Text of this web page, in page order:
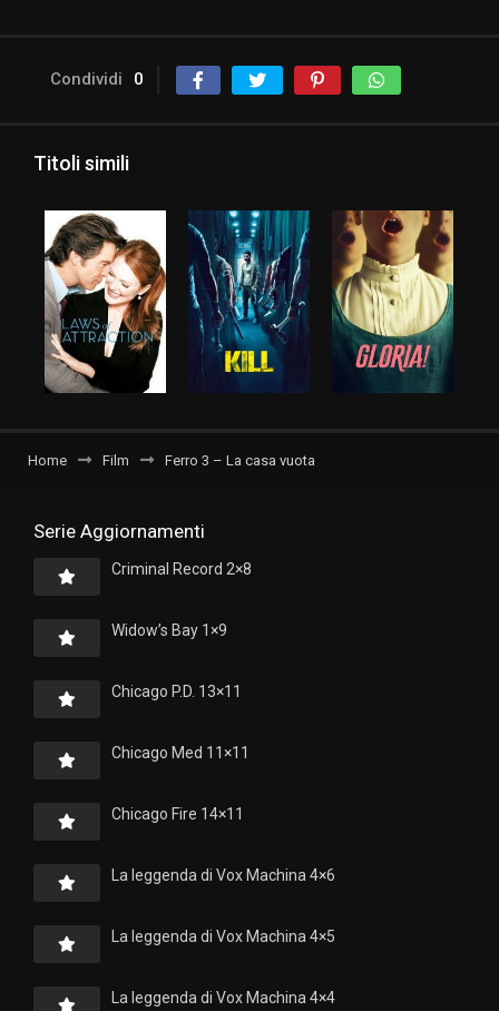
Condividi 0
Titoli simili
Home Film Ferro 3 – La casa vuota
Serie Aggiornamenti
Criminal Record 2×8
Widow’s Bay 1×9
Chicago P.D. 13×11
Chicago Med 11×11
Chicago Fire 14×11
La leggenda di Vox Machina 4×6
La leggenda di Vox Machina 4×5
La leggenda di Vox Machina 4×4